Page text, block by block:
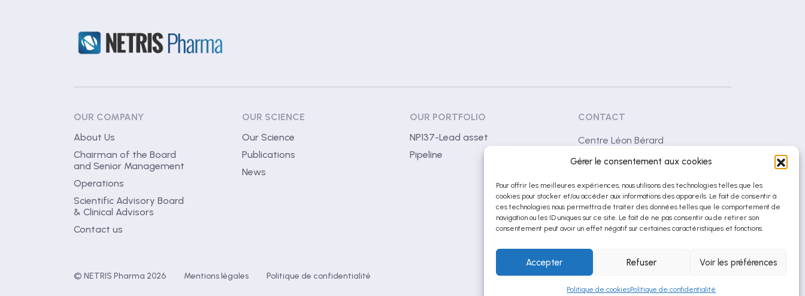
Gérer le consentement aux cookies
Pour offrir les meilleures expériences, nous utilisons des technologies telles que les
cookies pour stocker et/ou accéder aux informations des appareils. Le fait de consentir à
ces technologies nous permettra de traiter des données telles que le comportement de
navigation ou les ID uniques sur ce site. Le fait de ne pas consentir ou de retirer son
consentement peut avoir un effet négatif sur certaines caractéristiques et fonctions.
Accepter Refuser Voir les préférences
Politique de cookiesPolitique de confidentialité
OUR COMPANY
About Us
Chairman of the Board
and Senior Management
Operations
Scientific Advisory Board
& Clinical Advisors
Contact us
OUR SCIENCE
Our Science
Publications
News
OUR PORTFOLIO
NP137-Lead asset
Pipeline
CONTACT
Centre Léon Bérard
28 rue Laennec
contact@netrispharma.com
+33 (0)4 78 78 29 53
© NETRIS Pharma 2026 Mentions légales Politique de confidentialité Site réalisé par 69pixl agence web à Lyon